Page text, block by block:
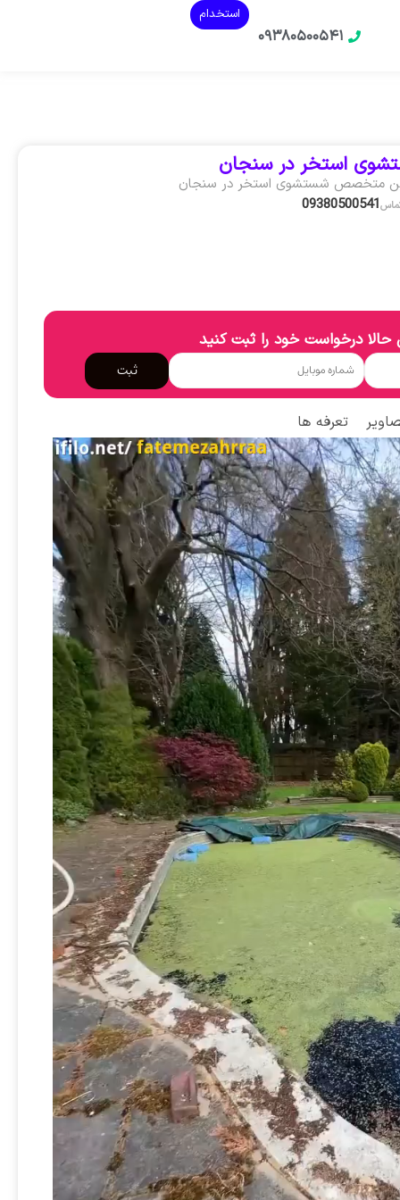
۰۹۳۸۰۵۰۰۵۴۱
استخدام
استخر در سنجان
متخصص شستشوی استخر در سنجان
09380500541
درخواست خود را ثبت کنید
ثبت
تعرفه ها